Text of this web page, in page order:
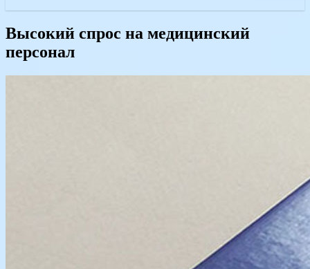
Высокий спрос на медицинский
персонал